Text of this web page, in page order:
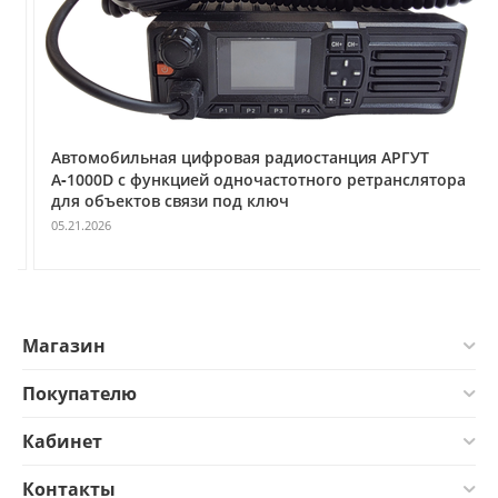
Автомобильная цифровая радиостанция АРГУТ
А‑1000D с функцией одночастотного ретранслятора
для объектов связи под ключ
05.21.2026
Магазин
Покупателю
Кабинет
Контакты